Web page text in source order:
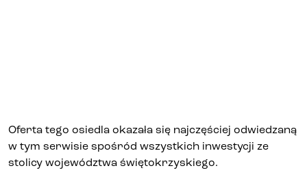
Kariera
Oferta tego osiedla okazała się najczęściej odwiedzaną
w tym serwisie spośród wszystkich inwestycji ze
stolicy województwa świętokrzyskiego.